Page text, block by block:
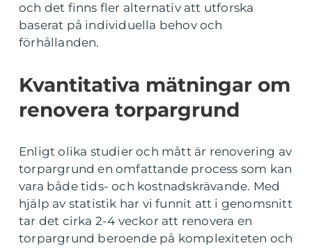
och det finns fler alternativ att utforska
baserat på individuella behov och
förhållanden.
Kvantitativa mätningar om
renovera torpargrund
Enligt olika studier och mått är renovering av
torpargrund en omfattande process som kan
vara både tids- och kostnadskrävande. Med
hjälp av statistik har vi funnit att i genomsnitt
tar det cirka 2-4 veckor att renovera en
torpargrund beroende på komplexiteten och